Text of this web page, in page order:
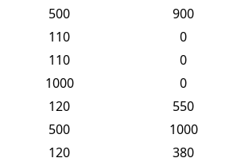
500
900
110
0
110
0
1000
0
120
550
500
1000
120
380